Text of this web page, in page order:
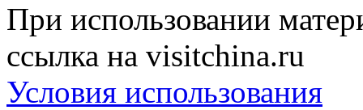
При использовании
ссылка на visitchina.ru
Условия использования